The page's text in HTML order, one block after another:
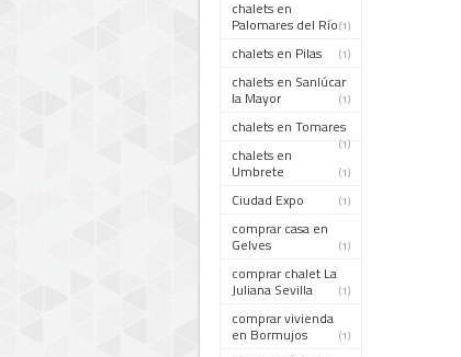
chalets en
Palomares del Río(1)
chalets en Pilas (1)
chalets en Sanlúcar
la Mayor (1)
chalets en Tomares
(1)
chalets en
Umbrete (1)
Ciudad Expo (1)
comprar casa en
Gelves (1)
comprar chalet La
Juliana Sevilla (1)
comprar vivienda
en Bormujos (1)